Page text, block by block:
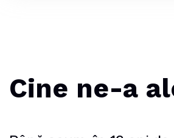
Cine ne-a